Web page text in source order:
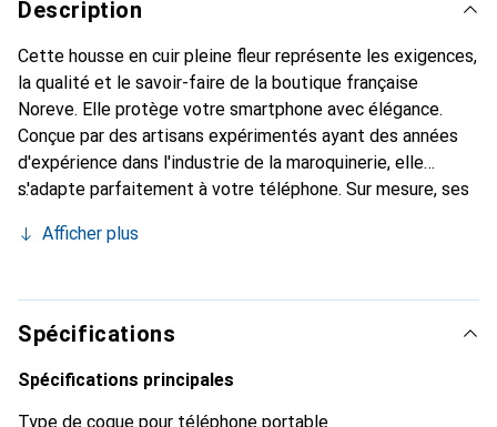
Description
Cette housse en cuir pleine fleur représente les exigences,
la qualité et le savoir-faire de la boutique française
Noreve. Elle protège votre smartphone avec élégance.
Conçue par des artisans expérimentés ayant des années
d'expérience dans l'industrie de la maroquinerie, elle
s'adapte parfaitement à votre téléphone. Sur mesure, ses
peau. Elle devient l'accessoire chic et indispensable pour
ses produits de haute qualité, la marque Noreve est un
choix fiable pour une clientèle exigeante.
Afficher plus
Spécifications
Spécifications principales
Type de coque pour téléphone portable